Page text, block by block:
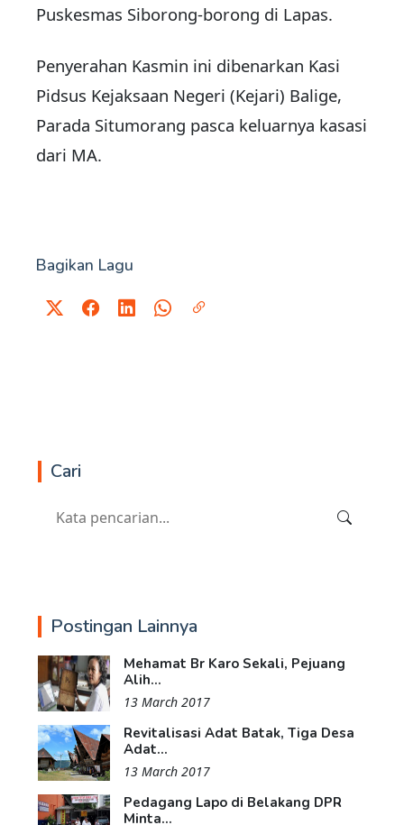
Puskesmas Siborong-borong di Lapas.
Penyerahan Kasmin ini dibenarkan Kasi
Pidsus Kejaksaan Negeri (Kejari) Balige,
Parada Situmorang pasca keluarnya kasasi
dari MA.
Bagikan Lagu
Cari
Postingan Lainnya
Mehamat Br Karo Sekali, Pejuang
Alih...
13 March 2017
Revitalisasi Adat Batak, Tiga Desa
Adat...
13 March 2017
Pedagang Lapo di Belakang DPR
Minta...